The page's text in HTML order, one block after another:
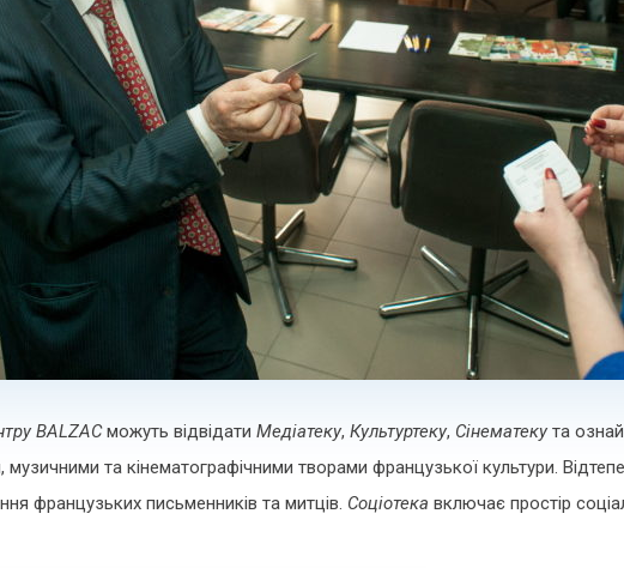
BALZACможуть відвідати Медіатеку, Культуртеку, Сінематекута
та кінематографічними творами французької культури.
французьких письменників та митців. Соціотека включає простір